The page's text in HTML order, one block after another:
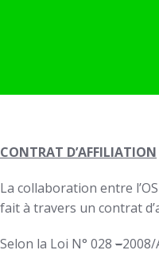
CONTRAT D’AFFILIATION
La collaboration entre
fait à travers un contrat
Selon la Loi N° 028 –